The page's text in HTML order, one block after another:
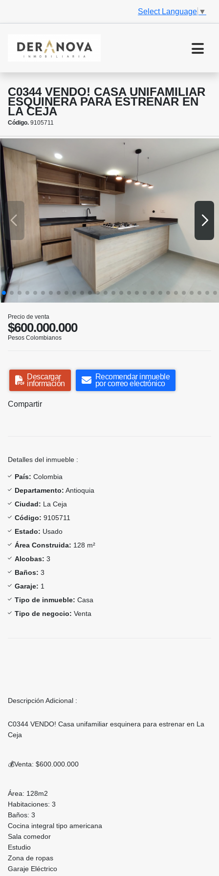
Select Language ▼
C0344 VENDO! CASA UNIFAMILIAR
ESQUINERA PARA ESTRENAR EN
LA CEJA
Código. 9105711
Precio de venta
$600.000.000
Pesos Colombianos
Descargar
información
Recomendar inmueble
por correo electrónico
Compartir
Detalles del inmueble :
País: Colombia
Departamento: Antioquia
Ciudad: La Ceja
Código: 9105711
Estado: Usado
Área Construida: 128 m²
Alcobas: 3
Baños: 3
Garaje: 1
Tipo de inmueble: Casa
Tipo de negocio: Venta
Descripción Adicional :
C0344 VENDO! Casa unifamiliar esquinera para estrenar en La
Ceja
💰Venta: $600.000.000
Área: 128m2
Habitaciones: 3
Baños: 3
Cocina integral tipo americana
Sala comedor
Estudio
Zona de ropas
Garaje Eléctrico